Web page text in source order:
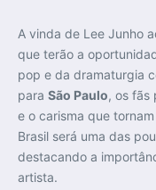
A vinda de Lee Junho
que terão a
pop e da dramaturgia
para São Paulo, os fãs
e o carisma que
Brasil será uma das
destacando a
artista.